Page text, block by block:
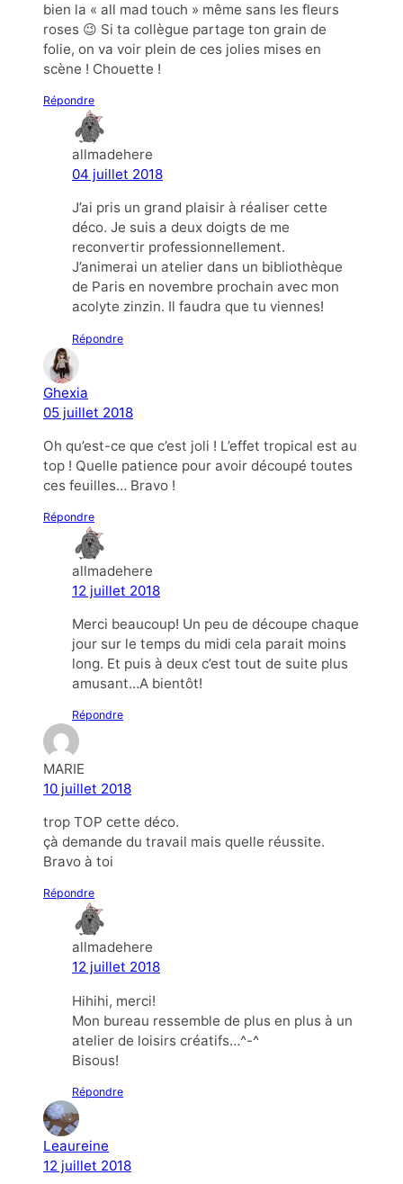
bien la « all mad touch » même sans les fleurs
roses 😉 Si ta collègue partage ton grain de
folie, on va voir plein de ces jolies mises en
scène ! Chouette !
Répondre
allmadehere
04 juillet 2018
J’ai pris un grand plaisir à réaliser cette
déco. Je suis a deux doigts de me
reconvertir professionnellement.
J’animerai un atelier dans un bibliothèque
de Paris en novembre prochain avec mon
acolyte zinzin. Il faudra que tu viennes!
Répondre
Ghexia
05 juillet 2018
Oh qu’est-ce que c’est joli ! L’effet tropical est au
top ! Quelle patience pour avoir découpé toutes
ces feuilles… Bravo !
Répondre
allmadehere
12 juillet 2018
Merci beaucoup! Un peu de découpe chaque
jour sur le temps du midi cela parait moins
long. Et puis à deux c’est tout de suite plus
amusant…A bientôt!
Répondre
MARIE
10 juillet 2018
trop TOP cette déco.
çà demande du travail mais quelle réussite.
Bravo à toi
Répondre
allmadehere
12 juillet 2018
Hihihi, merci!
Mon bureau ressemble de plus en plus à un
atelier de loisirs créatifs…^-^
Bisous!
Répondre
Leaureine
12 juillet 2018